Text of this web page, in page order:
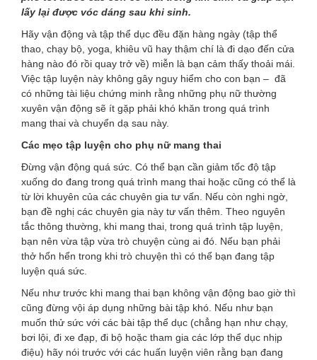
lấy lại được vóc dáng sau khi sinh.
Hãy vận động và tập thể dục đều đặn hàng ngày (tập thể
thao, chạy bộ, yoga, khiêu vũ hay thậm chí là đi dạo đến cửa
hàng nào đó rồi quay trở về) miễn là bạn cảm thấy thoải mái.
Việc tập luyện này không gây nguy hiểm cho con bạn – đã
có những tài liệu chứng minh rằng những phụ nữ thường
xuyên vận động sẽ ít gặp phải khó khăn trong quá trình
mang thai và chuyển dạ sau này.
Các mẹo tập luyện cho phụ nữ mang thai
Đừng vận động quá sức. Có thể bạn cần giảm tốc độ tập
xuống do đang trong quá trình mang thai hoặc cũng có thể là
từ lời khuyên của các chuyên gia tư vấn. Nếu còn nghi ngờ,
bạn đề nghị các chuyên gia này tư vấn thêm. Theo nguyên
tắc thông thường, khi mang thai, trong quá trình tập luyện,
bạn nên vừa tập vừa trò chuyện cùng ai đó. Nếu bạn phải
thở hổn hển trong khi trò chuyện thì có thể bạn đang tập
luyện quá sức.
Nếu như trước khi mang thai bạn không vận động bao giờ thì
cũng đừng vội áp dụng những bài tập khó. Nếu như bạn
muốn thử sức với các bài tập thể dục (chẳng hạn như chạy,
bơi lội, đi xe đạp, đi bộ hoặc tham gia các lớp thể dục nhịp
điệu) hãy nói trước với các huấn luyện viên rằng bạn đang